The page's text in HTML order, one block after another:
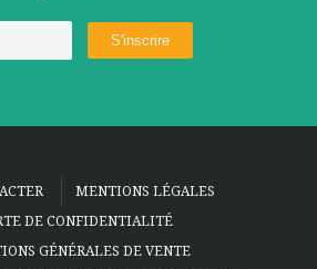
MENTIONS LÉGALES
DE CONFIDENTIALITÉ
GÉNÉRALES DE VENTE